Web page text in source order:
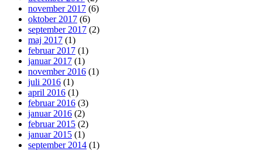
november 2017 (6)
oktober 2017 (6)
september 2017 (2)
maj 2017 (1)
februar 2017 (1)
januar 2017 (1)
november 2016 (1)
juli 2016 (1)
april 2016 (1)
februar 2016 (3)
januar 2016 (2)
februar 2015 (2)
januar 2015 (1)
september 2014 (1)